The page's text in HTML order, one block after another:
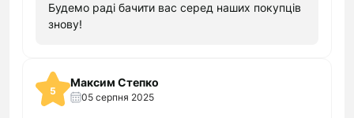
ексклюзивні продукти Apple, які досить
складно знайти на території України. Не варто
угоди, оскільки "Кокос" обов'язково надає
довгострокову гарантію на продукцію
подібного плану.
Будемо раді бачити вас серед наших покупців
знову!
5
Максим Степко
05 серпня 2025